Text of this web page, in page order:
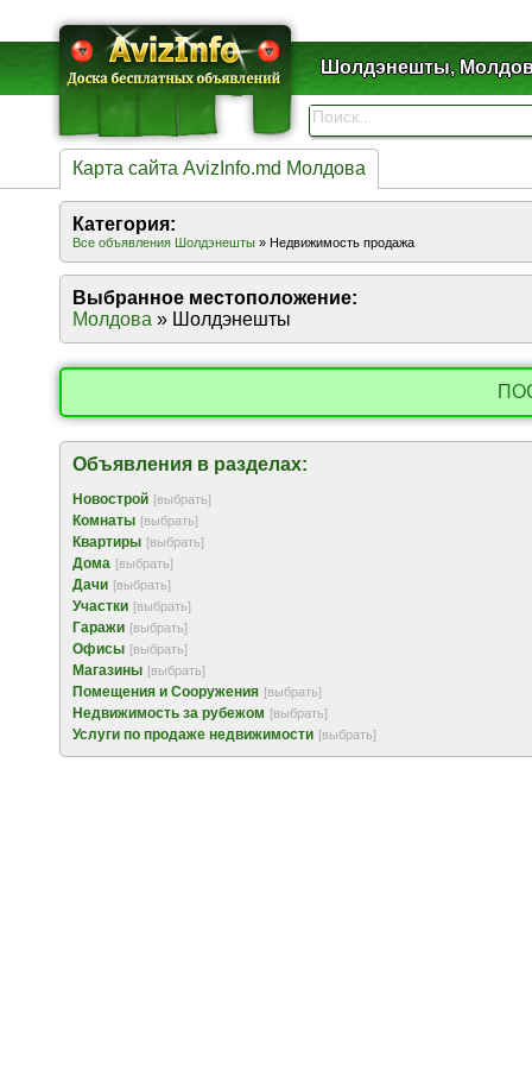
Шолдэнешты,
Карта сайта AvizInfo.md Молдова
Категория:
Все объявления Шолдэнешты » Недвижимость продажа
Выбранное местоположение:
Молдова » Шолдэнешты
Объявления в разделах:
Новострой [выбрать]
Комнаты [выбрать]
Квартиры [выбрать]
Дома [выбрать]
Дачи [выбрать]
Участки [выбрать]
Гаражи [выбрать]
Офисы [выбрать]
Магазины [выбрать]
Помещения и Сооружения [выбрать]
Недвижимость за рубежом [выбрать]
Услуги по продаже недвижимости [выбрать]